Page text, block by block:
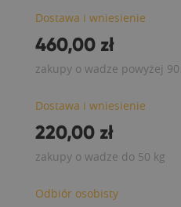
Dostawa i wniesienie
460,00 zł
zakupy o wadze powyżej 90
Dostawa i wniesienie
220,00 zł
zakupy o wadze do 50 kg
Odbiór osobisty